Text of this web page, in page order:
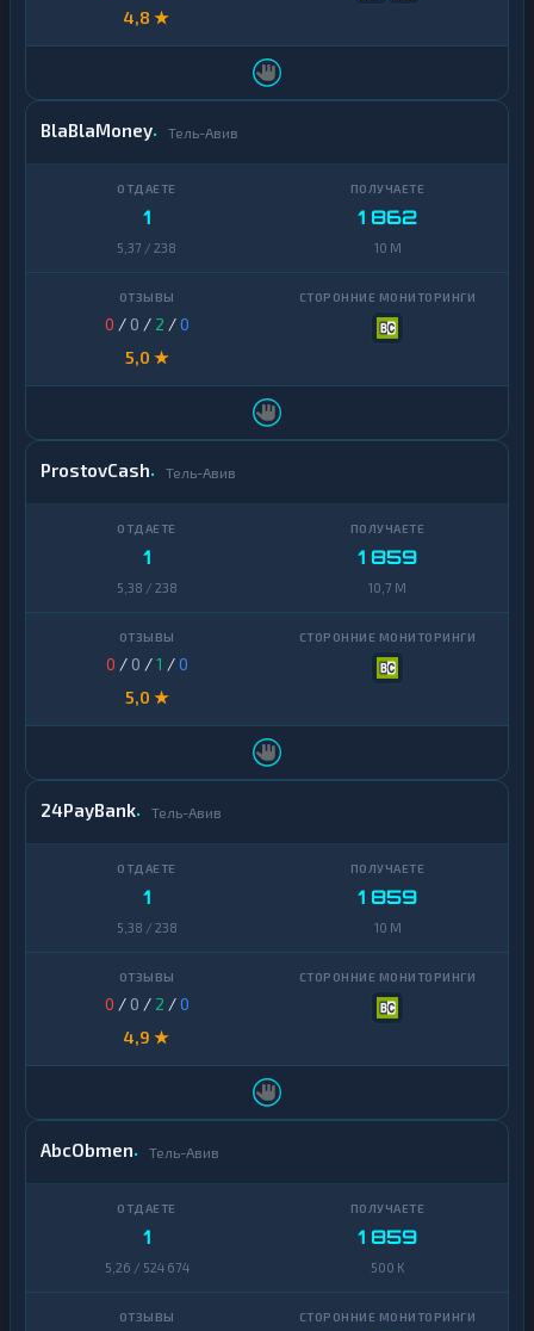
4,8 ★
BlaBlaMoney Тель-Авив
1
5,37 / 238
1 862
10 M
0 / 0 / 2 /0
5,0 ★
ProstovCash Тель-Авив
1
5,38 / 238
1 859
10,7 M
0 / 0 /1 /0
5,0 ★
24PayBank Тель-Авив
1
5,38 / 238
1 859
10 M
0 / 0 / 2 /0
4,9 ★
AbcObmen Тель-Авив
1
5,26 / 524 674
1 859
500 K